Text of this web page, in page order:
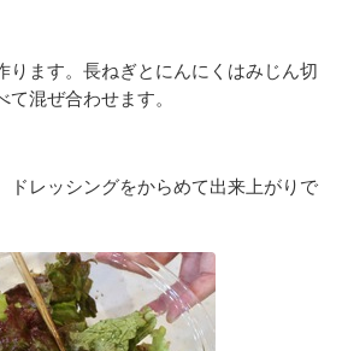
ります。長ねぎとにんにくはみじん切
て混ぜ合わせます。
ドレッシングをからめて出来上がりで